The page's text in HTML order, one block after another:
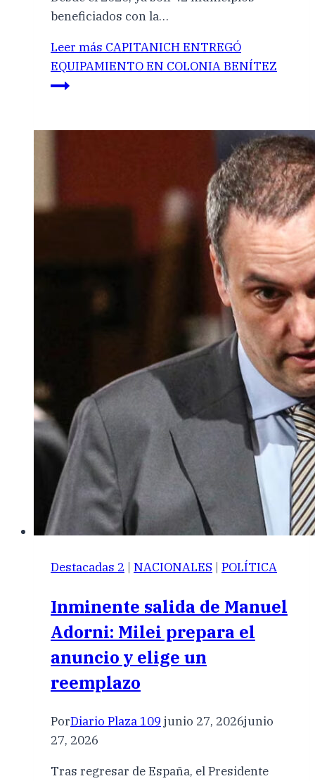
beneficiados con la…
Leer más CAPITANICH ENTREGÓ
EQUIPAMIENTO EN COLONIA BENÍTEZ
Destacadas 2 | NACIONALES | POLÍTICA
Inminente salida de Manuel
Adorni: Milei prepara el
anuncio y elige un
reemplazo
PorDiario Plaza 109 junio 27, 2026junio
27, 2026
Tras regresar de España, el Presidente